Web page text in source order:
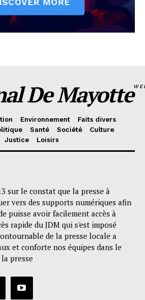
De Mayotte
Environnement
Faits divers
Santé Société
Culture
Justice
Loisirs
sur le constat que la presse à
vers des supports numériques afin
puisse avoir facilement accès à
rapide du JDM qui s'est imposé
de la presse locale a
et conforte nos équipes dans le
presse